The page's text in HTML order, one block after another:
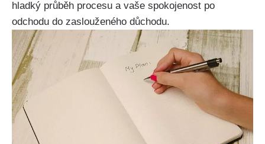
hladký průběh procesu a vaše spokojenost po
odchodu do zaslouženého důchodu.